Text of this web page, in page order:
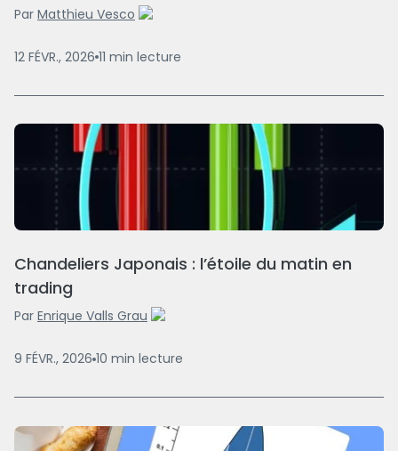
Par Matthieu Vesco
12 FÉVR., 2026 11 min lecture
Chandeliers Japonais : l’étoile du matin en
trading
Par Enrique Valls Grau
9 FÉVR., 2026 10 min lecture